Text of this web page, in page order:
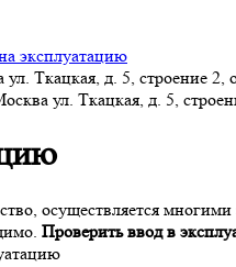
эксплуатацию
ул. Ткацкая, д. 5, строение 2,
ул. Ткацкая, д. 5,
осуществляется
Проверить ввод в